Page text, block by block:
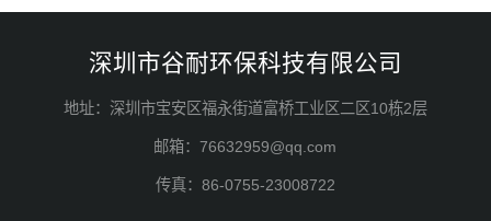
深圳市谷耐环保科技有限公司
地址：深圳市宝安区福永街道富桥工业区二区10栋2层
邮箱：76632959@qq.com
传真：86-0755-23008722